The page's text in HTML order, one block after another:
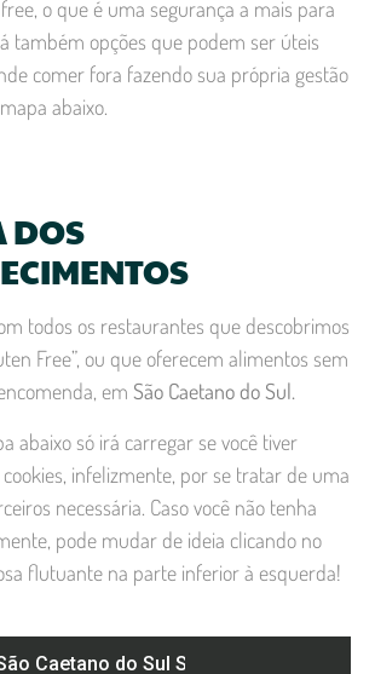
o que é uma segurança a mais para
também opções que podem ser úteis
comer fora fazendo sua própria gestão
abaixo.
todos os restaurantes que descobrimos
Free”, ou que oferecem alimentos sem
em São Caetano do Sul.
abaixo só irá carregar se você tiver
infelizmente, por se tratar de uma
necessária. Caso você não tenha
pode mudar de ideia clicando no
flutuante na parte inferior à esquerda!